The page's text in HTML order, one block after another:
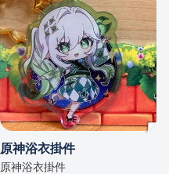
原神浴衣掛件
原神浴衣掛件